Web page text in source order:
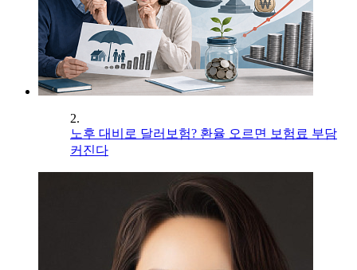
2.
노후 대비로 달러보험? 환율 오르면 보험료 부담
커진다